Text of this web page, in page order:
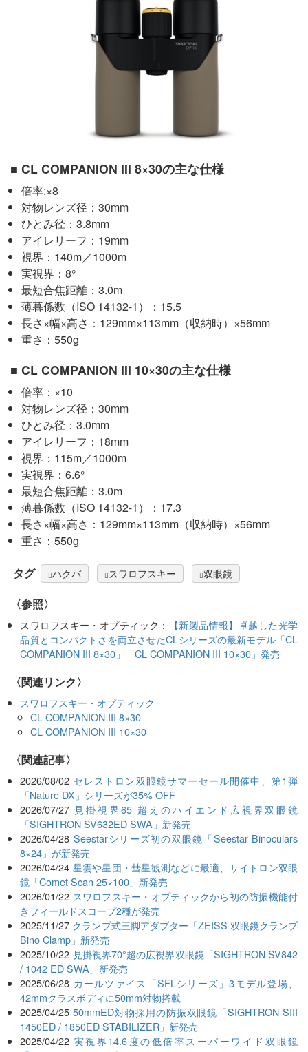
■ CL COMPANION III 8×30の主な仕様
倍率:×8
対物レンズ径：30mm
ひとみ径：3.8mm
アイレリーフ：19mm
視界：140m／1000m
実視界：8°
最短合焦距離：3.0m
薄暮係数（ISO 14132-1）：15.5
長さ×幅×高さ：129mm×113mm（収納時）×56mm
重さ：550g
■ CL COMPANION III 10×30の主な仕様
倍率：×10
対物レンズ径：30mm
ひとみ径：3.0mm
アイレリーフ：18mm
視界：115m／1000m
実視界：6.6°
最短合焦距離：3.0m
薄暮係数（ISO 14132-1）：17.3
長さ×幅×高さ：129mm×113mm（収納時）×56mm
重さ：550g
タグ ハクバ スワロフスキー 双眼鏡
〈参照〉
スワロフスキー・オプティック：
【新製品情報】卓越した光学
品質とコンパクトさを両立させたCLシリーズの最新モデル「CL
COMPANION III 8×30」「CL COMPANION III 10×30」発売
〈関連リンク〉
スワロフスキー・オプティック
CL COMPANION III 8×30
CL COMPANION III 10×30
関連記事
2026/08/02 セレストロン双眼鏡サマーセール開催中、第1弾
「Nature DX」シリーズが35% OFF
2026/07/27 見掛視界65°超えのハイエンド広視界双眼鏡
「SIGHTRON SV632ED SWA」新発売
2026/04/28 Seestarシリーズ初の双眼鏡「Seestar Binoculars
8×24」が新発売
2026/04/24 星雲や星団・彗星観測などに最適、サイトロン双眼
鏡「Comet Scan 25×100」新発売
2026/01/22 スワロフスキー・オプティックから初の防振機能付
きフィールドスコープ2種が発売
2025/11/27 クランプ式三脚アダプター「ZEISS 双眼鏡クランプ
Bino Clamp」新発売
2025/10/22 見掛視界70°超の広視界双眼鏡「SIGHTRON SV842
/ 1042 ED SWA」新発売
2025/06/28 カールツァイス「SFLシリーズ」3モデル登場、
42mmクラスボディに50mm対物搭載
2025/04/25 50mmED対物採用の防振双眼鏡「SIGHTRON SIII
1450ED / 1850ED STABILIZER」新発売
2025/04/22 実視界14.6度の低倍率スーパーワイド双眼鏡